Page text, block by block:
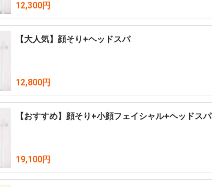
12,300円
【大人気】顔そり+ヘッドスパ
12,800円
【おすすめ】顔そり+小顔フェイシャル+ヘッドスパ
19,100円